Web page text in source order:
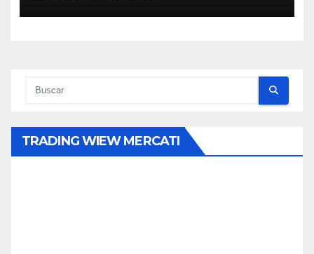
TRADING WIEW MERCATI